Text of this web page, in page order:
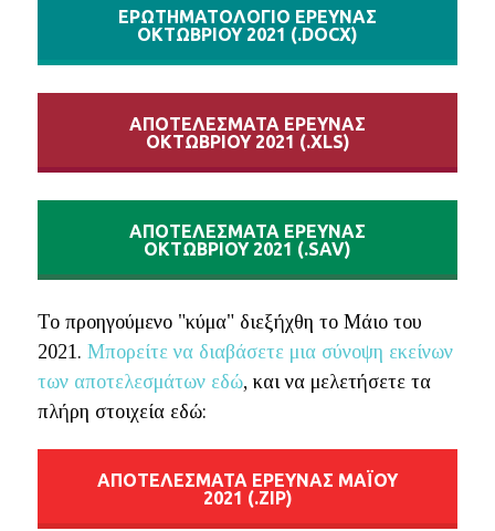
ΕΡΩΤΗΜΑΤΟΛΟΓΙΟ ΕΡΕΥΝΑΣ
ΟΚΤΩΒΡΙΟΥ 2021 (.DOCX)
ΑΠΟΤΕΛΕΣΜΑΤΑ ΕΡΕΥΝΑΣ
ΟΚΤΩΒΡΙΟΥ 2021 (.XLS)
ΑΠΟΤΕΛΕΣΜΑΤΑ ΕΡΕΥΝΑΣ
ΟΚΤΩΒΡΙΟΥ 2021 (.SAV)
Το προηγούμενο "κύμα" διεξήχθη το Μάιο του
2021. Μπορείτε να διαβάσετε μια σύνοψη εκείνων
των αποτελεσμάτων εδώ, και να μελετήσετε τα
πλήρη στοιχεία εδώ:
ΑΠΟΤΕΛΕΣΜΑΤΑ ΕΡΕΥΝΑΣ ΜΑΪ́ΟΥ
2021 (.ZIP)